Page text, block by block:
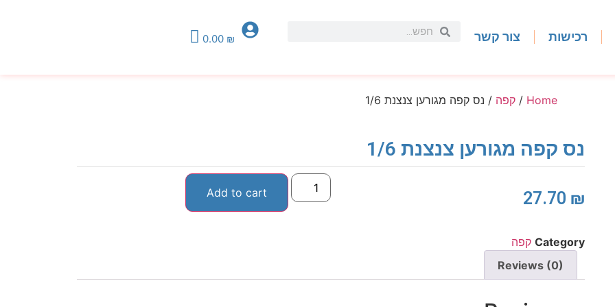
רכישות צור קשר 0.00 ₪
Home
/ קפה / נס קפה מגורען צנצנת 1/6
נס קפה מגורען צנצנת 1/6
27.70 ₪
Add to cart
Category קפה
Reviews (0)